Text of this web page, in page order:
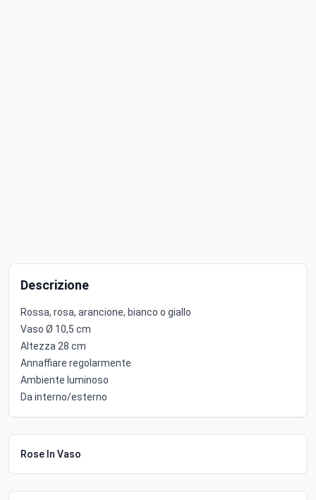
Descrizione
Rossa, rosa, arancione, bianco o giallo
Vaso Ø 10,5 cm
Altezza 28 cm
Annaffiare regolarmente
Ambiente luminoso
Da interno/esterno
Rose In Vaso